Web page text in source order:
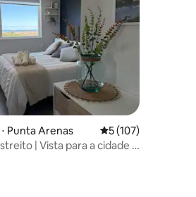
Punta Arenas 5 de uma avaliação
5 (107)
| Vista para a cidade e